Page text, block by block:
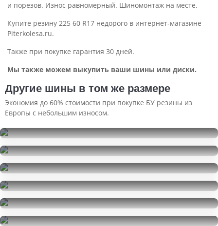
и порезов. Износ равномерный. Шиномонтаж на месте.
Купите резину 225 60 R17 недорого в интернет-магазине
Piterkolesa.ru.
Также при покупке гарантия 30 дней.
Мы также можем выкупить ваши шины или диски.
Другие шины в том же размере
Экономия до 60% стоимости при покупке БУ резины из
Европы с небольшим износом.
225/60R17
39999
за 4 шт.
225/60R17
18000
за 4 шт.
225/60R17
13000
за 4 шт.
225/60R17
18000
за 4 шт.
225/60R17